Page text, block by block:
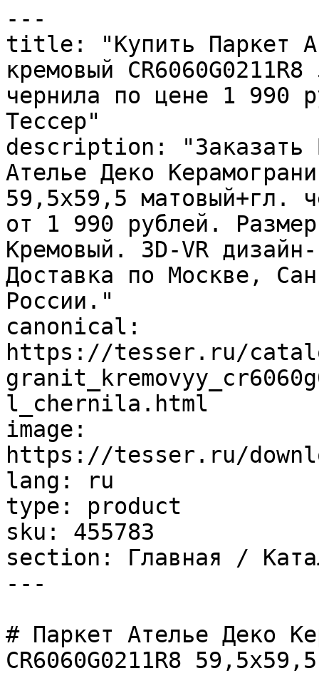
---
title: "Купить Паркет
кремовый
чернила по цене 1 990
Тессер"
description: "Заказать
Ателье Деко
59,5х59,5 матовый+гл.
от 1 990 рублей.
Кремовый. 3D-VR
Доставка по Москве,
России."
canonical:
https://tesser.ru/
l_chernila.html
image:
https://tesser.ru/
lang: ru
type: product
sku: 455783
section: Главная /
---
# Паркет Ателье Деко
CR6060G0211R8